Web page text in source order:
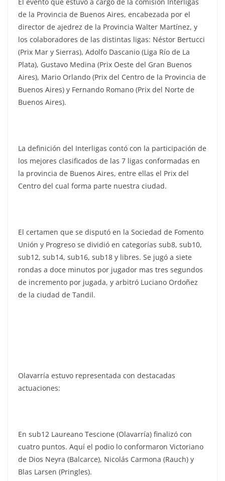
de la Provincia de Buenos Aires, encabezada por el
director de ajedrez de la Provincia Walter Martínez, y
los colaboradores de las distintas ligas: Néstor Bertucci
(Prix Mar y Sierras), Adolfo Dascanio (Liga Río de La
Plata), Gustavo Medina (Prix Oeste del Gran Buenos
Aires), Mario Orlando (Prix del Centro de la Provincia de
Buenos Aires) y Fernando Romano (Prix del Norte de
Buenos Aires).
La definición del Interligas contó con la participación de
los mejores clasificados de las 7 ligas conformadas en
la provincia de Buenos Aires, entre ellas el Prix del
Centro del cual forma parte nuestra ciudad.
El certamen que se disputó en la Sociedad de Fomento
Unión y Progreso se dividió en categorías sub8, sub10,
sub12, sub14, sub16, sub18 y libres. Se jugó a siete
rondas a doce minutos por jugador mas tres segundos
de incremento por jugada, y arbitró Luciano Ordoñez
de la ciudad de Tandil.
Olavarría estuvo representada con destacadas
actuaciones:
En sub12 Laureano Tescione (Olavarría) finalizó con
cuatro puntos. Aquí el podio lo conformaron Victoriano
de Dios Neyra (Balcarce), Nicolás Carmona (Rauch) y
Blas Larsen (Pringles).